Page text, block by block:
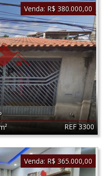
REF 3300
Venda: R$ 380.000,00
Venda: R$ 365.000,00